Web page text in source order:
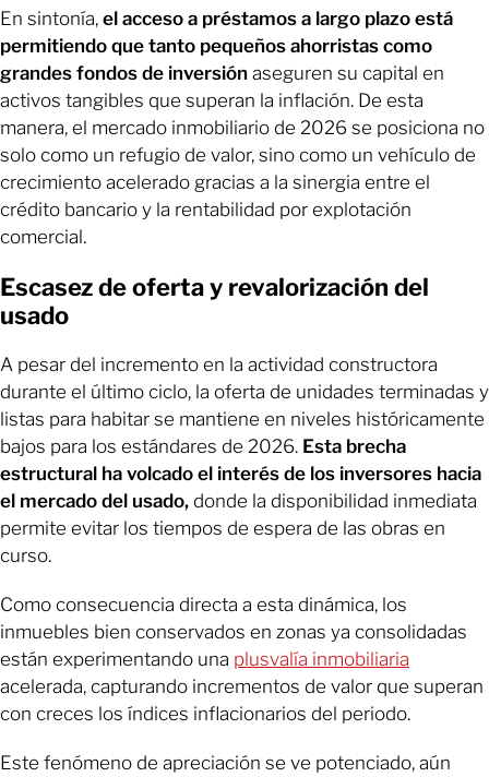
En sintonía, el acceso a préstamos a largo plazo está
permitiendo que tanto pequeños ahorristas como
grandes fondos de inversión aseguren su capital en
activos tangibles que superan la inflación. De esta
manera, el mercado inmobiliario de 2026 se posiciona no
solo como un refugio de valor, sino como un vehículo de
crecimiento acelerado gracias a la sinergia entre el
crédito bancario y la rentabilidad por explotación
comercial.
Escasez de oferta y revalorización del
usado
A pesar del incremento en la actividad constructora
durante el último ciclo, la oferta de unidades terminadas y
listas para habitar se mantiene en niveles históricamente
bajos para los estándares de 2026. Esta brecha
estructural ha volcado el interés de los inversores hacia
el mercado del usado, donde la disponibilidad inmediata
permite evitar los tiempos de espera de las obras en
curso.
Como consecuencia directa a esta dinámica, los
inmuebles bien conservados en zonas ya consolidadas
están experimentando una plusvalía inmobiliaria
acelerada, capturando incrementos de valor que superan
con creces los índices inflacionarios del periodo.
Este fenómeno de apreciación se ve potenciado, aún